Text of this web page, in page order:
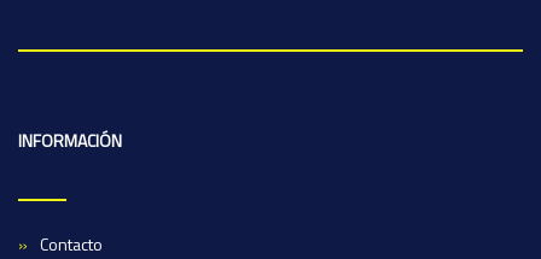
INFORMACIÓN
Contacto